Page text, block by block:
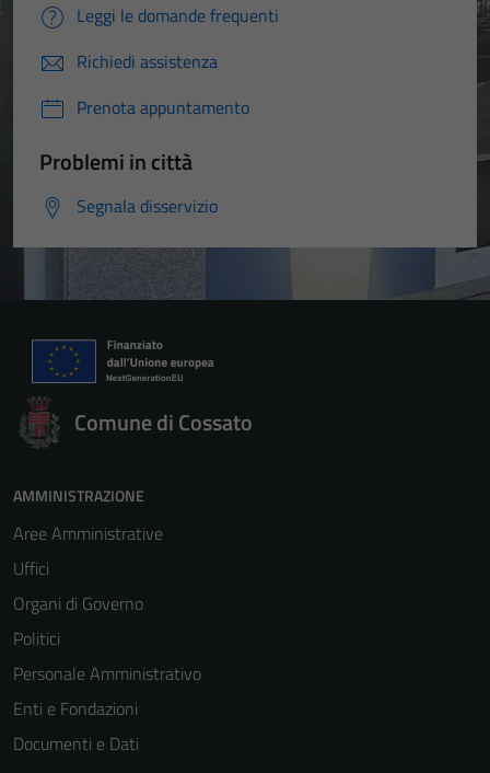
Leggi le domande frequenti
Richiedi assistenza
Prenota appuntamento
Problemi in città
Segnala disservizio
Comune di Cossato
AMMINISTRAZIONE
Aree Amministrative
Uffici
Organi di Governo
Politici
Personale Amministrativo
Enti e Fondazioni
Documenti e Dati